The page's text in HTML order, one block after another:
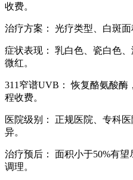
收费。
治疗方案： 光疗类型、白斑面
症状表现： 乳白色、瓷白色
微红。
311窄谱UVB： 恢复酪氨酸酶
程收费。
医院级别： 正规医院、专科
异。
治疗预后： 面积小于50%有
调理。